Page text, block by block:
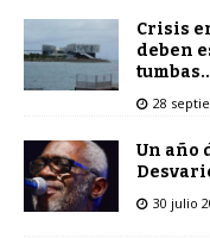
Crisis
deben
28
Un año
30 julio